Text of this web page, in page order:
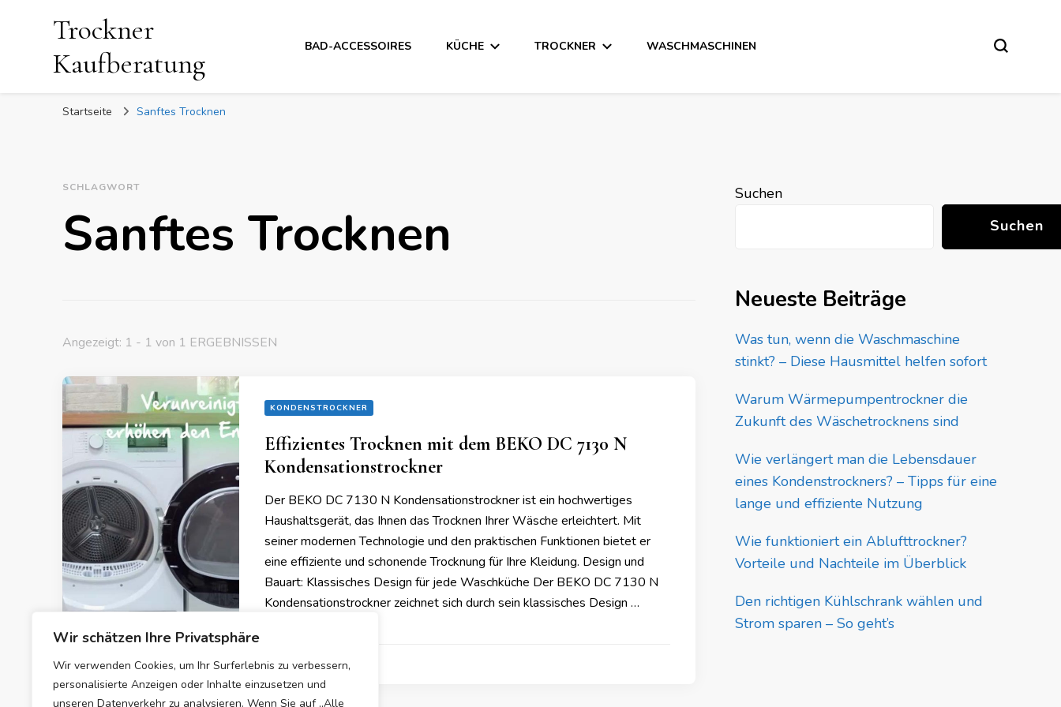
Wir schätzen Ihre Privatsphäre
Wir verwenden Cookies, um Ihr Surferlebnis zu verbessern,
personalisierte Anzeigen oder Inhalte einzusetzen und
unseren Datenverkehr zu analysieren. Wenn Sie auf „Alle
Trockner
Kaufberatung
BAD-ACCESSOIRES KÜCHE TROCKNER WASCHMASCHINEN
Startseite Sanftes Trocknen
SCHLAGWORT
Sanftes Trocknen
Angezeigt: 1 - 1 von 1 ERGEBNISSEN
KONDENSTROCKNER
Effizientes Trocknen mit dem BEKO DC 7130 N
Kondensationstrockner
Der BEKO DC 7130 N Kondensationstrockner ist ein hochwertiges
Haushaltsgerät, das Ihnen das Trocknen Ihrer Wäsche erleichtert. Mit
seiner modernen Technologie und den praktischen Funktionen bietet er
eine effiziente und schonende Trocknung für Ihre Kleidung. Design und
Bauart: Klassisches Design für jede Waschküche Der BEKO DC 7130 N
Kondensationstrockner zeichnet sich durch sein klassisches Design …
16/10/2023
Suchen
Suchen
Neueste Beiträge
Was tun, wenn die Waschmaschine
stinkt? – Diese Hausmittel helfen sofort
Warum Wärmepumpentrockner die
Zukunft des Wäschetrocknens sind
Wie verlängert man die Lebensdauer
eines Kondenstrockners? – Tipps für eine
lange und effiziente Nutzung
Wie funktioniert ein Ablufttrockner?
Vorteile und Nachteile im Überblick
Den richtigen Kühlschrank wählen und
Strom sparen – So geht’s